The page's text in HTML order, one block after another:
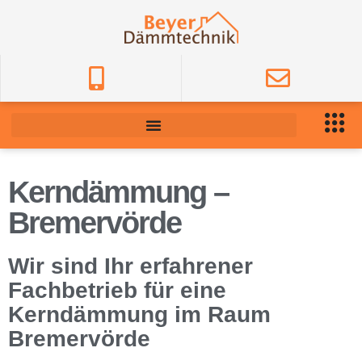
Kerndämmung –
Bremervörde
Wir sind Ihr erfahrener
Fachbetrieb für eine
Kerndämmung im Raum
Bremervörde